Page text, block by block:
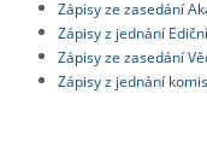
Zápisy ze zasedání
Zápisy z jednání
Zápisy ze zasedání
Zápisy z jednání